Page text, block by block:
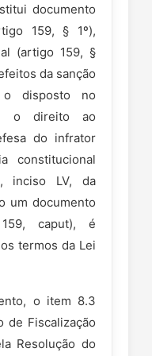
documento
159, § 1º),
(artigo 159, §
da sanção
o disposto no
o direito ao
do infrator
constitucional
inciso LV, da
um documento
caput), é
termos da Lei
o item 8.3
de Fiscalização
Resolução do